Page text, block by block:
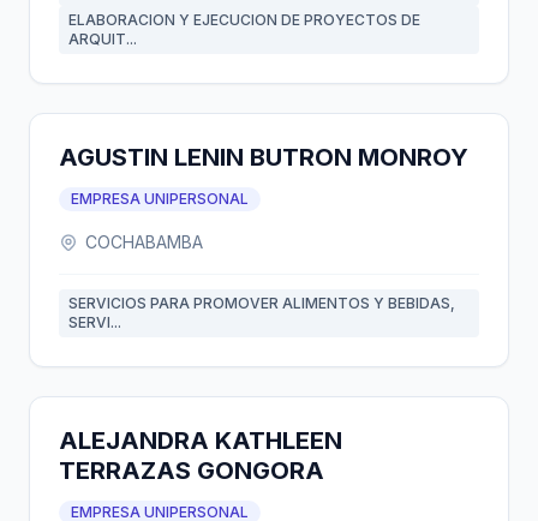
ELABORACION Y EJECUCION DE PROYECTOS DE
ARQUIT...
AGUSTIN LENIN BUTRON MONROY
EMPRESA UNIPERSONAL
COCHABAMBA
SERVICIOS PARA PROMOVER ALIMENTOS Y BEBIDAS,
SERVI...
ALEJANDRA KATHLEEN
TERRAZAS GONGORA
EMPRESA UNIPERSONAL